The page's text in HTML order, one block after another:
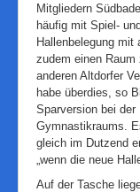
Mitgliedern
häufig mit Spiel-
Hallenbelegung mit
zudem einen
anderen Altdorfer
habe überdies, so
Sparversion bei der
Gymnastikraums.
gleich im Dutzend
„wenn die neue
Auf der Tasche